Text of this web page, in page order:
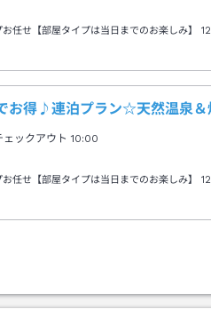
お任せ【部屋タイプは当日までのお楽しみ】
お得♪連泊プラン☆天然温泉
ックアウト 10:00
お任せ【部屋タイプは当日までのお楽しみ】